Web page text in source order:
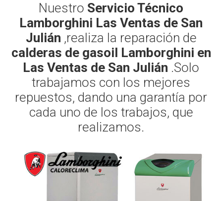
Nuestro Servicio Técnico
Lamborghini Las Ventas de San
Julián ,realiza la reparación de
calderas de gasoil Lamborghini en
Las Ventas de San Julián .Solo
trabajamos con los mejores
repuestos, dando una garantía por
cada uno de los trabajos, que
realizamos.